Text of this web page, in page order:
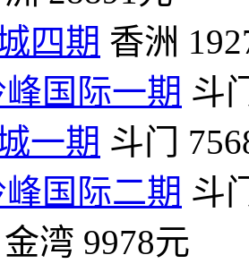
四期 香洲
峰国际一期 斗
一期 斗门
峰国际二期 斗
金湾 9978元